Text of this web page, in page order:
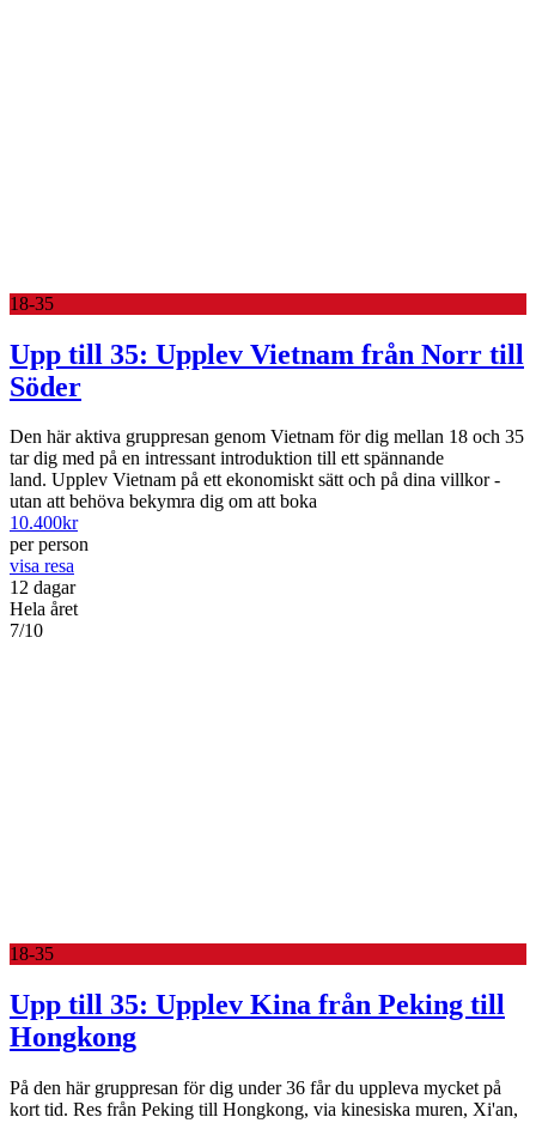
18-35
Upp till 35: Upplev Vietnam från Norr till
Söder
Den här aktiva gruppresan genom Vietnam för dig mellan 18 och 35
tar dig med på en intressant introduktion till ett spännande
land. Upplev Vietnam på ett ekonomiskt sätt och på dina villkor -
utan att behöva bekymra dig om att boka
10.400kr
per person
visa resa
12 dagar
Hela året
7/10
18-35
Upp till 35: Upplev Kina från Peking till
Hongkong
På den här gruppresan för dig under 36 får du uppleva mycket på
kort tid. Res från Peking till Hongkong, via kinesiska muren, Xi'an,